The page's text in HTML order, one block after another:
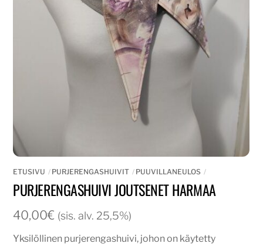
ETUSIVU PURJERENGASHUIVIT PUUVILLANEULOS
PURJERENGASHUIVI JOUTSENET HARMAA
40,00€ (sis. alv. 25,5%)
Yksilöllinen purjerengashuivi, johon on käytetty